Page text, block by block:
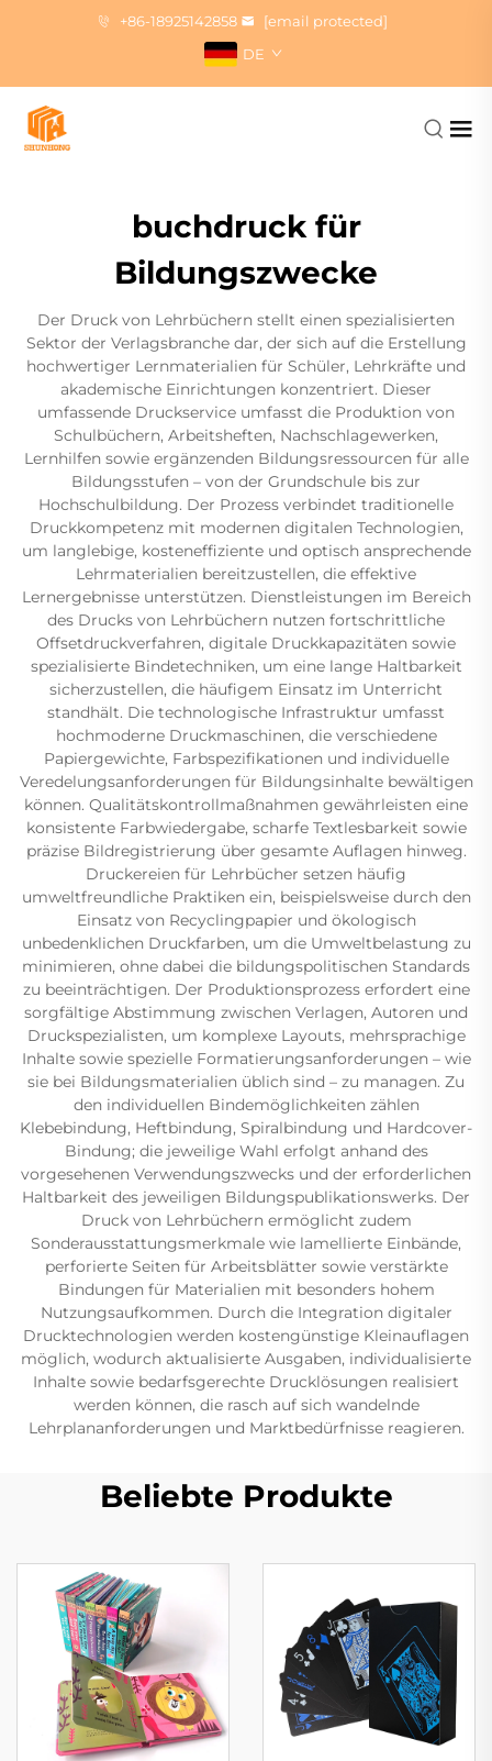
+86-18925142858
[email protected]
DE
buchdruck für
Bildungszwecke
Der Druck von Lehrbüchern stellt einen spezialisierten
Sektor der Verlagsbranche dar, der sich auf die Erstellung
hochwertiger Lernmaterialien für Schüler, Lehrkräfte und
akademische Einrichtungen konzentriert. Dieser
umfassende Druckservice umfasst die Produktion von
Schulbüchern, Arbeitsheften, Nachschlagewerken,
Lernhilfen sowie ergänzenden Bildungsressourcen für alle
Bildungsstufen – von der Grundschule bis zur
Hochschulbildung. Der Prozess verbindet traditionelle
Druckkompetenz mit modernen digitalen Technologien,
um langlebige, kosteneffiziente und optisch ansprechende
Lehrmaterialien bereitzustellen, die effektive
Lernergebnisse unterstützen. Dienstleistungen im Bereich
des Drucks von Lehrbüchern nutzen fortschrittliche
Offsetdruckverfahren, digitale Druckkapazitäten sowie
spezialisierte Bindetechniken, um eine lange Haltbarkeit
sicherzustellen, die häufigem Einsatz im Unterricht
standhält. Die technologische Infrastruktur umfasst
hochmoderne Druckmaschinen, die verschiedene
Papiergewichte, Farbspezifikationen und individuelle
Veredelungsanforderungen für Bildungsinhalte bewältigen
können. Qualitätskontrollmaßnahmen gewährleisten eine
konsistente Farbwiedergabe, scharfe Textlesbarkeit sowie
präzise Bildregistrierung über gesamte Auflagen hinweg.
Druckereien für Lehrbücher setzen häufig
umweltfreundliche Praktiken ein, beispielsweise durch den
Einsatz von Recyclingpapier und ökologisch
unbedenklichen Druckfarben, um die Umweltbelastung zu
minimieren, ohne dabei die bildungspolitischen Standards
zu beeinträchtigen. Der Produktionsprozess erfordert eine
sorgfältige Abstimmung zwischen Verlagen, Autoren und
Druckspezialisten, um komplexe Layouts, mehrsprachige
Inhalte sowie spezielle Formatierungsanforderungen – wie
sie bei Bildungsmaterialien üblich sind – zu managen. Zu
den individuellen Bindemöglichkeiten zählen
Klebebindung, Heftbindung, Spiralbindung und Hardcover-
Bindung; die jeweilige Wahl erfolgt anhand des
vorgesehenen Verwendungszwecks und der erforderlichen
Haltbarkeit des jeweiligen Bildungspublikationswerks. Der
Druck von Lehrbüchern ermöglicht zudem
Sonderausstattungsmerkmale wie lamellierte Einbände,
perforierte Seiten für Arbeitsblätter sowie verstärkte
Bindungen für Materialien mit besonders hohem
Nutzungsaufkommen. Durch die Integration digitaler
Drucktechnologien werden kostengünstige Kleinauflagen
möglich, wodurch aktualisierte Ausgaben, individualisierte
Inhalte sowie bedarfsgerechte Drucklösungen realisiert
werden können, die rasch auf sich wandelnde
Lehrplananforderungen und Marktbedürfnisse reagieren.
Beliebte Produkte